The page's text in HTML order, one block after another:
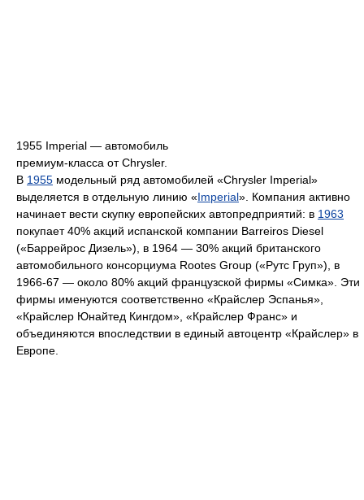
1955 Imperial — автомобиль
премиум-класса от Chrysler.
В 1955 модельный ряд автомобилей «Chrysler Imperial»
выделяется в отдельную линию «Imperial». Компания активно
начинает вести скупку европейских автопредприятий: в 1963
покупает 40% акций испанской компании Barreiros Diesel
(«Баррейрос Дизель»), в 1964 — 30% акций британского
автомобильного консорциума Rootes Group («Рутс Груп»), в
1966-67 — около 80% акций французской фирмы «Симка». Эти
фирмы именуются соответственно «Крайслер Эспанья»,
«Крайслер Юнайтед Кингдом», «Крайслер Франс» и
объединяются впоследствии в единый автоцентр «Крайслер» в
Европе.